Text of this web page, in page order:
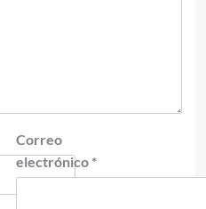
Correo
electrónico *